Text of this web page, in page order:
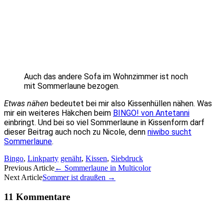
Auch das andere Sofa im Wohnzimmer ist noch
mit Sommerlaune bezogen.
Etwas nähen bedeutet bei mir also Kissenhüllen nähen. Was
mir ein weiteres Häkchen beim BINGO! von Antetanni
einbringt. Und bei so viel Sommerlaune in Kissenform darf
dieser Beitrag auch noch zu Nicole, denn niwibo sucht
Sommerlaune.
Bingo, Linkparty genäht, Kissen, Siebdruck
Artikel-
Navigation
Previous Article← Sommerlaune in Multicolor
Next ArticleSommer ist draußen →
11 Kommentare